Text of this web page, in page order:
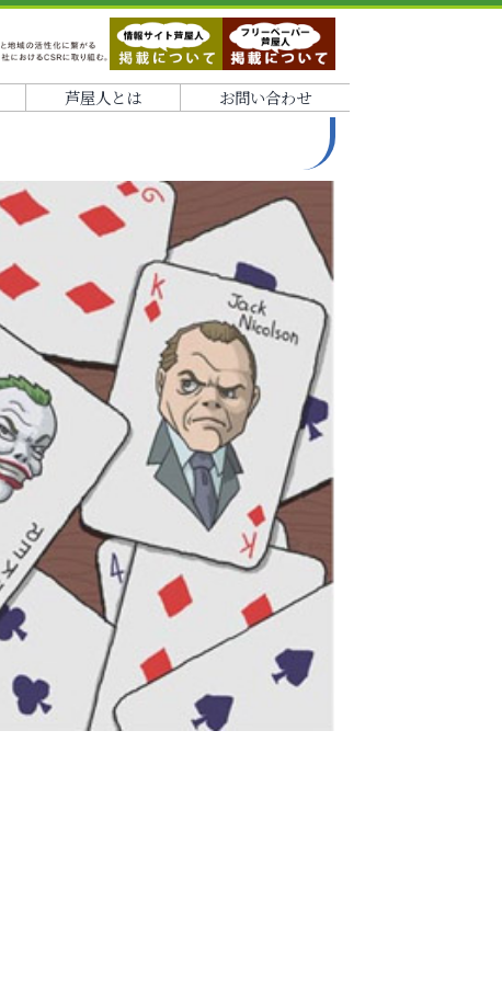
芦屋人とは お問い合わせ